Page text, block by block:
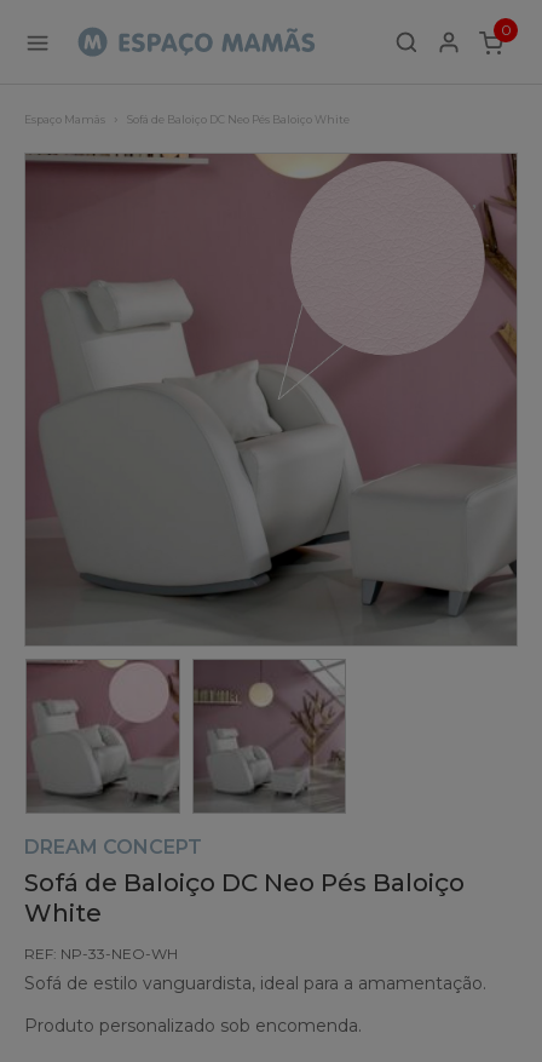
0
ITEMS
Espaço Mamãs Sofá de Baloiço DC Neo Pés Baloiço White
DREAM CONCEPT
Sofá de Baloiço DC Neo Pés Baloiço
White
REF: NP-33-NEO-WH
Sofá de estilo vanguardista, ideal para a amamentação.
Produto personalizado sob encomenda.